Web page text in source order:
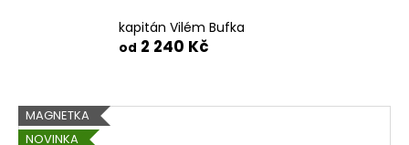
kapitán Vilém Bufka
od 2 240 Kč
V
MAGNETKA
NOVINKA
r
u